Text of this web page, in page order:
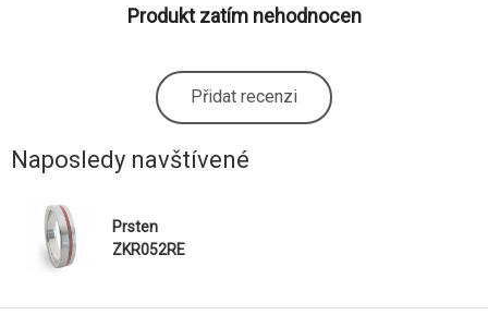
Produkt zatím nehodnocen
Přidat recenzi
Naposledy navštívené
Prsten
ZKR052RE